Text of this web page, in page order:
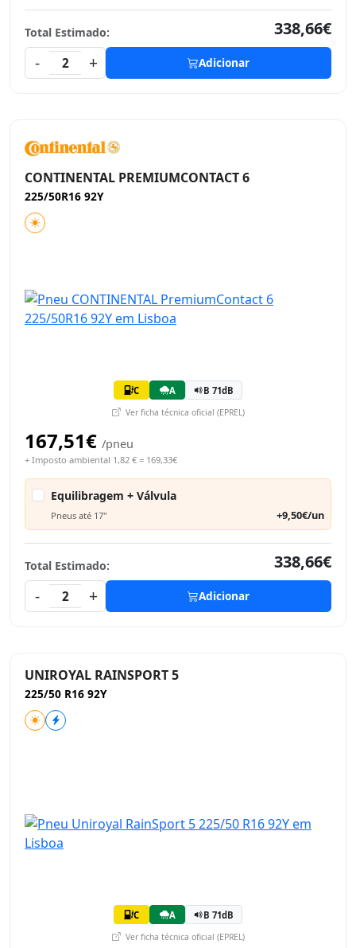
Total Estimado:
338,66€
-
2 + Adicionar
CONTINENTAL PREMIUMCONTACT 6
225/50R16 92Y
C A B 71dB
Ver ficha técnica oficial (EPREL)
167,51€ /pneu
+ Imposto ambiental 1,82 € = 169,33€
Equilibragem + Válvula
Pneus até 17" +9,50€/un
Total Estimado:
338,66€
-
2 + Adicionar
UNIROYAL RAINSPORT 5
225/50 R16 92Y
C A B 71dB
Ver ficha técnica oficial (EPREL)